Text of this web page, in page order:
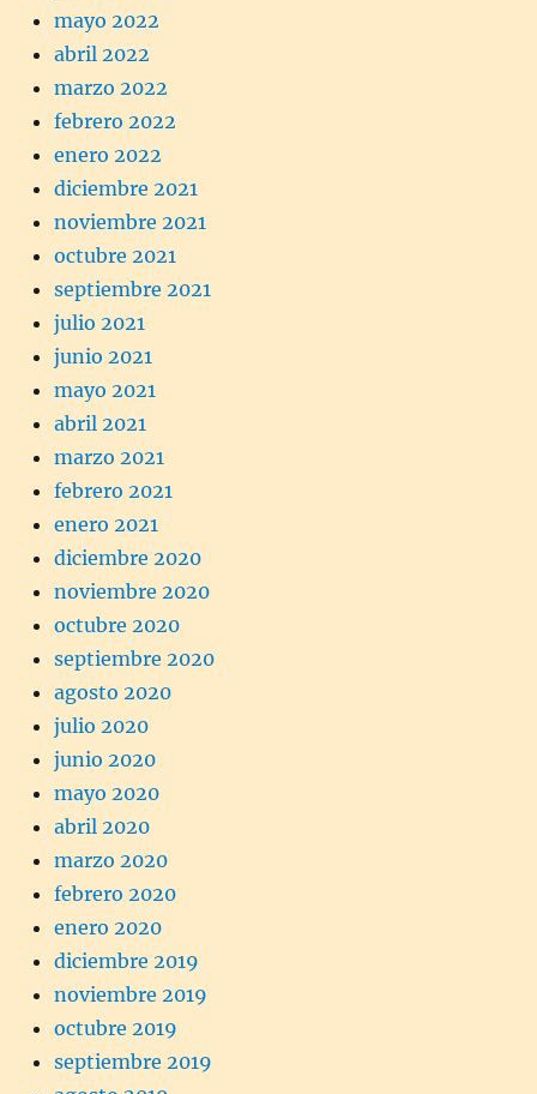
mayo 2022
abril 2022
marzo 2022
febrero 2022
enero 2022
diciembre 2021
noviembre 2021
octubre 2021
septiembre 2021
julio 2021
junio 2021
mayo 2021
abril 2021
marzo 2021
febrero 2021
enero 2021
diciembre 2020
noviembre 2020
octubre 2020
septiembre 2020
agosto 2020
julio 2020
junio 2020
mayo 2020
abril 2020
marzo 2020
febrero 2020
enero 2020
diciembre 2019
noviembre 2019
octubre 2019
septiembre 2019